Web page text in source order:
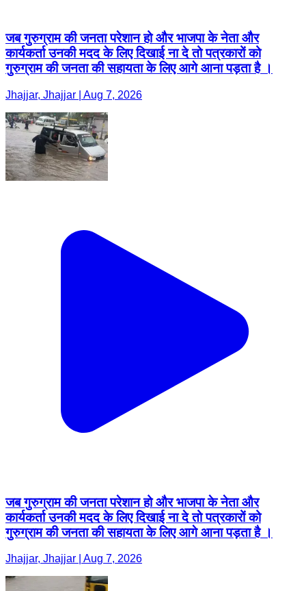
जब गुरुग्राम की जनता परेशान हो और भाजपा के नेता और
कार्यकर्ता उनकी मदद के लिए दिखाई ना दे तो पत्रकारों को
गुरुग्राम की जनता की सहायता के लिए आगे आना पड़ता है ।
Jhajjar, Jhajjar | Aug 7, 2026
जब गुरुग्राम की जनता परेशान हो और भाजपा के नेता और
कार्यकर्ता उनकी मदद के लिए दिखाई ना दे तो पत्रकारों को
गुरुग्राम की जनता की सहायता के लिए आगे आना पड़ता है ।
Jhajjar, Jhajjar | Aug 7, 2026